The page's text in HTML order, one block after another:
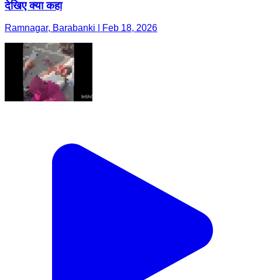
देखिए क्या कहा
Ramnagar, Barabanki | Feb 18, 2026